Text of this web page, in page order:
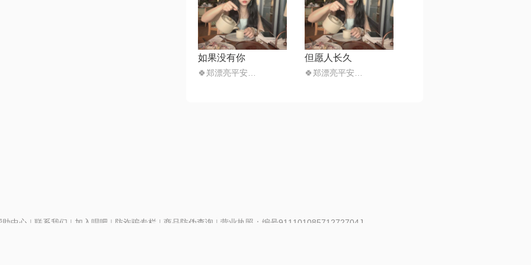
如果没有你 但愿人长久
助中心 | 联系我们 | 加入唱吧 | 防诈骗专栏 | 商品防伪查询 | 营业执照：编号91110108571272704J